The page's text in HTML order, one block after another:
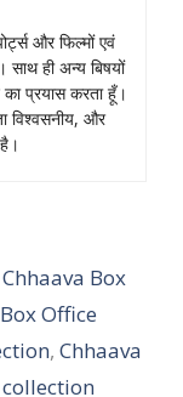
और फिल्मों एवं
ही अन्य बिषयों
प्रयास करता हूँ।
विश्वसनीय, और
Chhaava Box
Office
, Chhaava